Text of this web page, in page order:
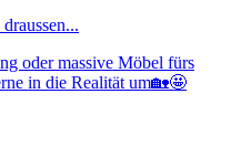
oder massive Möbel fürs
in die Realität um🏡🤩